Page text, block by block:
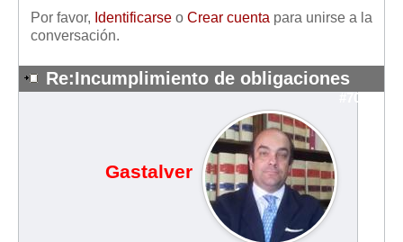
Por favor, Identificarse o Crear cuenta para unirse a la
conversación.
Re:Incumplimiento de obligaciones
#7010
Gastalver